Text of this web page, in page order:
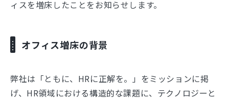
ィスを増床したことをお知らせします。
オフィス増床の背景
弊社は「ともに、HRに正解を。」をミッションに掲
げ、HR領域における構造的な課題に、テクノロジーと